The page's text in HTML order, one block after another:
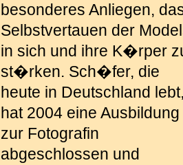
be­sonderes Anliegen,
Selbstvertauen der
in sich und ihre K�rper
st�rken. Sch�fer, die
heute in Deutschland
hat 2004 eine Ausbildung
zur Fotografin
abgeschlossen und